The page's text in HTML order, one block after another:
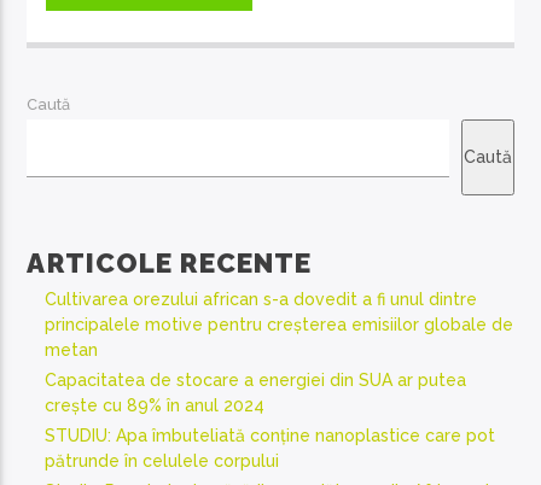
Caută
Caută
ARTICOLE RECENTE
Cultivarea orezului african s-a dovedit a fi unul dintre
principalele motive pentru creșterea emisiilor globale de
metan
Capacitatea de stocare a energiei din SUA ar putea
crește cu 89% în anul 2024
STUDIU: Apa îmbuteliată conține nanoplastice care pot
pătrunde în celulele corpului